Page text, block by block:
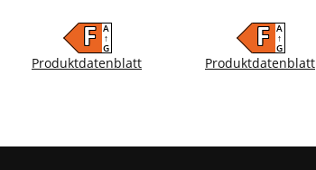
4000K
F A
↑
G
Produktdatenblatt
4000K
F A
↑
G
Produktdatenblatt